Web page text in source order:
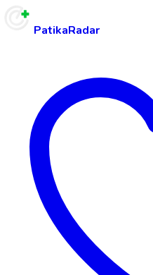
PatikaRadar